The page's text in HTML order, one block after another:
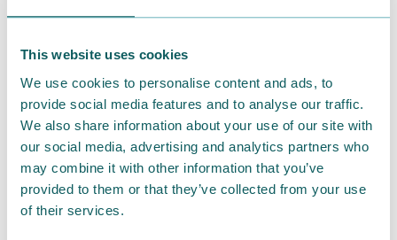
This website uses cookies
We use cookies to personalise content and ads, to
provide social media features and to analyse our traffic.
We also share information about your use of our site with
our social media, advertising and analytics partners who
may combine it with other information that you’ve
provided to them or that they’ve collected from your use
of their services.